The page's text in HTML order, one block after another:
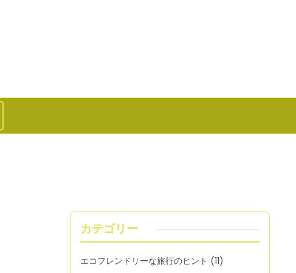
カテゴリー
エコフレンドリーな旅行のヒント (11)